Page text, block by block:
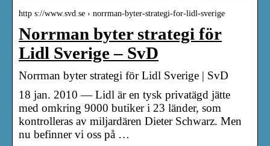
http s://www.svd.se › norrman-byter-strategi-for-lidl-sverige
Norrman byter strategi för
Lidl Sverige – SvD
Norrman byter strategi för Lidl Sverige | SvD
18 jan. 2010 — Lidl är en tysk privatägd jätte
med omkring 9000 butiker i 23 länder, som
kontrolleras av miljardären Dieter Schwarz. Men
nu befinner vi oss på …